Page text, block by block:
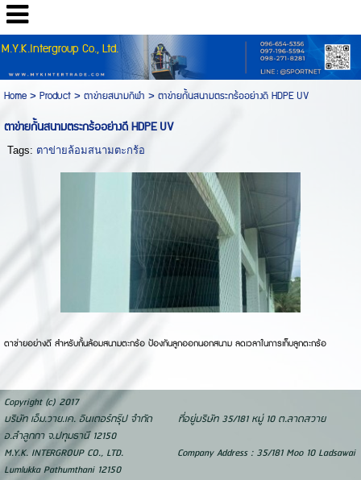
M.Y.K.Intergroup Co., Ltd.
Home>Product>ตาข่ายสนามกีฬา >ตาข่ายกั้นสนามตระกร้ออย่างดี HDPE UV
ตาข่ายกั้นสนามตระกร้ออย่างดี HDPE UV
Tags: ตาข่ายล้อมสนามตะกร้อ
ตาข่ายอย่างดี สำหรับกั้นล้อมสนามตะกร้อ ป้องกันลูกออกนอกสนาม ลดเวลาในการเก็บลูกตะกร้อ
Copyright (c) 2017
บริษัท เอ็ม.วาย.เค. อินเตอร์กรุ๊ป จำกัด ที่อยู่บริษัท 35/181 หมู่ 10 ต.ลาดสวาย
อ.ลำลูกกา จ.ปทุมธานี 12150
M.Y.K. INTERGROUP CO., LTD. Company Address : 35/181 Moo 10 Ladsawai
Lumlukka Pathumthani 12150